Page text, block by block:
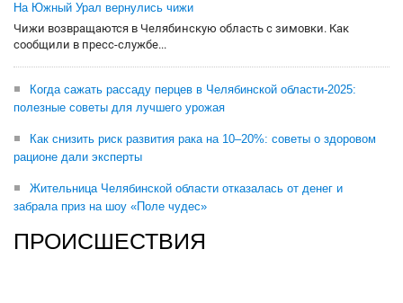
На Южный Урал вернулись чижи
Чижи возвращаются в Челябинскую область с зимовки. Как
сообщили в пресс-службе...
Когда сажать рассаду перцев в Челябинской области-2025:
полезные советы для лучшего урожая
Как снизить риск развития рака на 10–20%: советы о здоровом
рационе дали эксперты
Жительница Челябинской области отказалась от денег и
забрала приз на шоу «Поле чудес»
ПРОИСШЕСТВИЯ